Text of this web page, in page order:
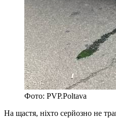
Фото: PVP.Poltava
На щастя, ніхто серйозно не